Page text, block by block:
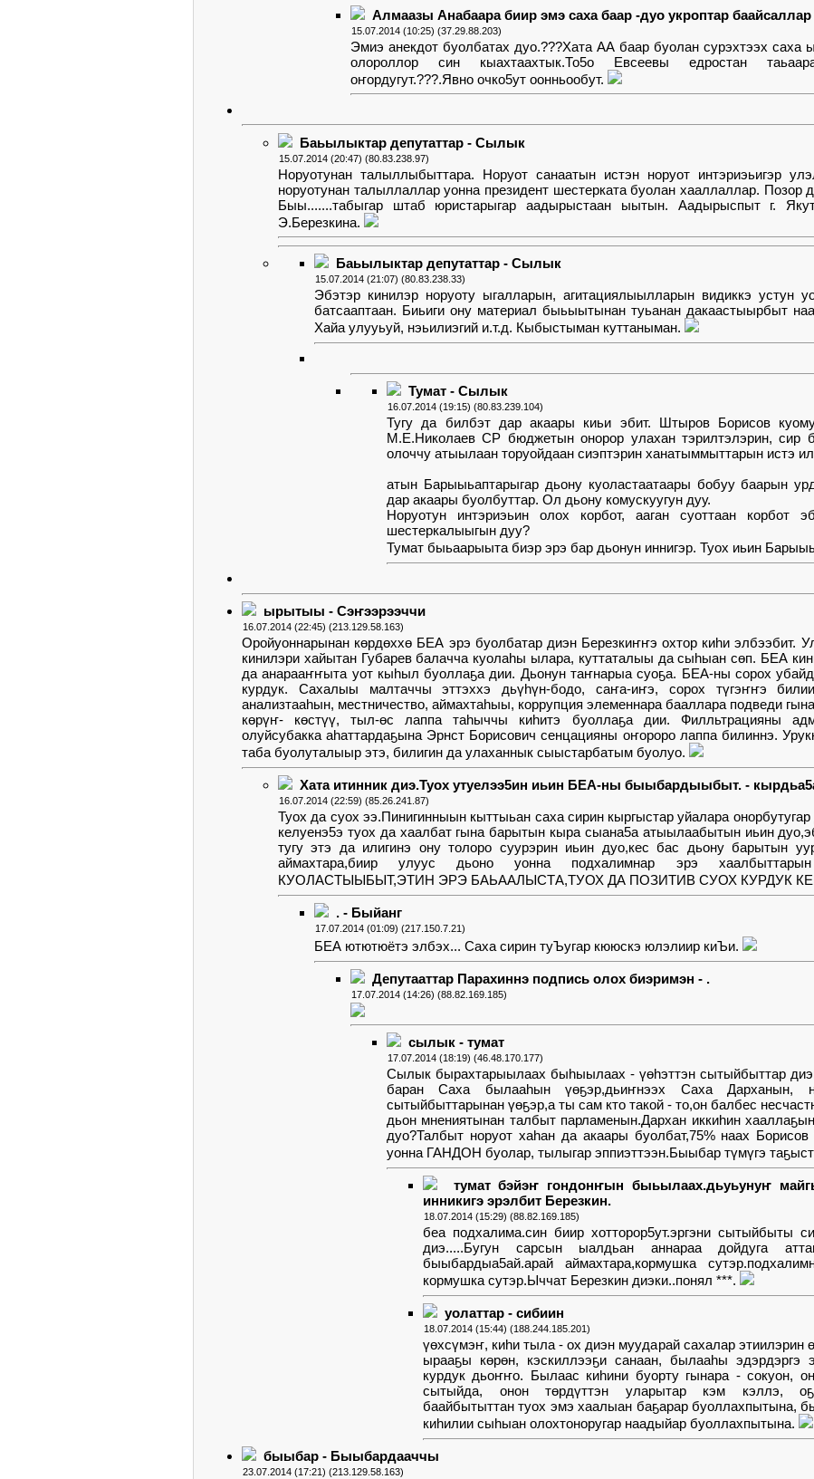
Алмаазы Анабаара биир эмэ саха баар -дуо укроптар баайсаллар
15.07.2014 (10:25) (37.29.88.203)
Эмиэ анекдот буолбатах дуо.???Хата АА баар буолан сурэхтээх саха
олороллор син кыахтаахтык.То5о Евсеевы едростан
оҥордугут.???.Явно очко5ут оонньообут.
Баьылыктар депутаттар - Сылык
15.07.2014 (20:47) (80.83.238.97)
Норуотунан талыллыбыттара. Норуот санаатын истэн норуот интэриэьигэр
норуотунан талыллаллар уонна президент шестерката буолан хааллаллар. Позор
Быы.......табыгар штаб юристарыгар аадырыстаан ыытын. Аадырыспыт г.
Э.Березкина.
Баьылыктар депутаттар - Сылык
15.07.2014 (21:07) (80.83.238.33)
Эбэтэр кинилэр норуоту ыгалларын, агитациялыылларын видиккэ устун
батсааптаан. Биьиги ону материал быьыытынан туьанан дакаастыырбыт
Хайа улууьуй, нэьилиэгий и.т.д. Кыбыстыман куттаныман.
Тумат - Сылык
16.07.2014 (19:15) (80.83.239.104)
Тугу да билбэт дар акаары киьи эбит. Штыров Борисов
М.Е.Николаев СР бюджетын онорор улахан тэрилтэлэрин, сир
олоччу атыылаан торуойдаан сиэптэрин ханатыммыттарын истэ
атын Барыыьаптарыгар дьону куоластаатаары бобуу баарын
дар акаары буолбуттар. Ол дьону комускуугун дуу.
Норуотун интэриэьин олох корбот, ааган суоттаан корбот
шестеркалыыгын дуу?
Тумат быьаарыыта биэр эрэ бар дьонун иннигэр. Туох иьин
ырытыы - Сэҥээрээччи
16.07.2014 (22:45) (213.129.58.163)
Оройуоннарынан көрдөххө БЕА эрэ буолбатар диэн Березкиҥҥэ охтор киһи элбээбит.
кинилэри хайытан Губарев балачча куолаһы ылара, куттаталыы да сыһыан сөп. БЕА
да анарааҥҥыта уот кыһыл буоллаҕа дии. Дьонун таҥнарыа суоҕа. БЕА-ны сорох
курдук. Сахалыы малтаччы эттэххэ дьүһүн-бодо, саҥа-иҥэ, сорох түгэҥҥэ
анализтааһын, местничество, аймахтаһыы, коррупция элеменнара бааллара подведи
көрүҥ- көстүү, тыл-өс лаппа таһыччы киһитэ буоллаҕа дии. Филльтрацияны
олуйсубакка аһаттардаҕына Эрнст Борисович сенцацияны оҥороро лаппа билиннэ.
таба буолуталыыр этэ, билигин да улаханнык сыыстарбатым буолуо.
Хата итинник диэ.Туох утуелээ5ин иьин БЕА-ны быыбардыыбыт. -
16.07.2014 (22:59) (85.26.241.87)
Туох да суох ээ.Пинигинныын кыттыьан саха сирин кыргыстар уйалара
келуенэ5э туох да хаалбат гына барытын кыра сыана5а атыылаабытын иьин
тугу этэ да илигинэ ону толоро суурэрин иьин дуо,кес бас дьону барытын
аймахтара,биир улуус дьоно уонна подхалимнар эрэ
КУОЛАСТЫЫБЫТ,ЭТИН ЭРЭ БАЬААЛЫСТА,ТУОХ ДА ПОЗИТИВ СУОХ КУРДУК
. - Быйанг
17.07.2014 (01:09) (217.150.7.21)
БЕА ютютюётэ элбэх... Саха сирин туЪугар кююскэ юлэлиир киЪи.
Депутааттар Парахиннэ подпись олох биэримэн - .
17.07.2014 (14:26) (88.82.169.185)
сылык - тумат
17.07.2014 (18:19) (46.48.170.177)
Сылык бырахтарыылаах быһыылаах - үөһэттэн сытыйбыттар
баран Саха былааһын үөҕэр,дьиҥнээх Саха Дарханын,
сытыйбыттарынан үөҕэр,а ты сам кто такой - то,он балбес
дьон мнениятынан талбыт парламенын.Дархан иккиһин
дуо?Талбыт норуот хаһан да акаары буолбат,75% наах
уонна ГАНДОН буолар, тылыгар эппиэттээн.Быыбар түмүгэ
тумат бэйэҥ гондонҥын быьылаах.дьуьунуҥ
инникигэ эрэлбит Березкин.
18.07.2014 (15:29) (88.82.169.185)
беа подхалима.син биир хотторор5ут.эргэни сытыйбыты
диэ.....Бугун сарсын ыалдьан аннараа дойдуга
быыбардыа5ай.арай аймахтара,кормушка
кормушка сутэр.Ыччат Березкин диэки..понял ***.
уолаттар - сибиин
18.07.2014 (15:44) (188.244.185.201)
үөхсүмэҥ, киһи тыла - ох диэн муударай сахалар этиилэрин
ырааҕы көрөн, кэскиллээҕи санаан, былааһы эдэрдэргэ
курдук дьоҥҥо. Былаас киһини буорту гынара - сокуон,
сытыйда, онон төрдүттэн уларытар кэм кэллэ,
баайбытыттан туох эмэ хаалыан баҕарар буоллахпытына,
киһилии сыһыан олохтоноругар наадыйар буоллахпытына.
быыбар - Быыбардааччы
23.07.2014 (17:21) (213.129.58.163)